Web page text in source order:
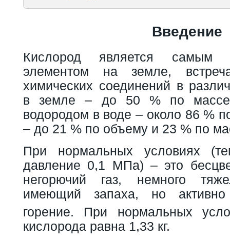
Введение
Кислород является самым
элементом на земле,
химических соединений в
в земле – до 50 % по
водородом в воде – около 86 %
– до 21 % по объему и 23 % по
При нормальных условиях
давление 0,1 МПа) – это
негорючий газ, немного
имеющий запаха, но
горение. При нормальных
кислорода равна 1,33 кг.